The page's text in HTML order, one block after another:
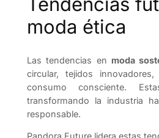
moda ética
Las tendencias en moda
circular, tejidos
consumo consciente.
transformando la industria
responsable.
Pandora Future lidera estas